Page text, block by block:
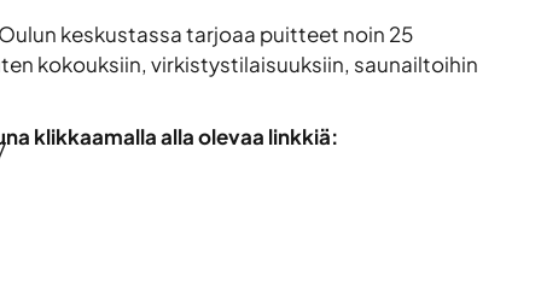
keskustassa tarjoaa puitteet noin 25
kokouksiin, virkistystilaisuuksiin, saunailtoihin
klikkaamalla alla olevaa linkkiä: